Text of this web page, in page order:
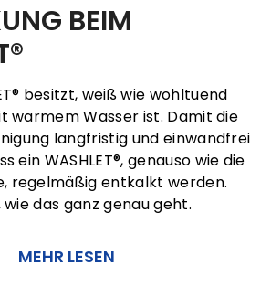
BEIM
besitzt, weiß wie wohltuend
warmem Wasser ist. Damit die
langfristig und einwandfrei
ein WASHLET®, genauso wie die
regelmäßig entkalkt werden.
das ganz genau geht.
MEHR LESEN